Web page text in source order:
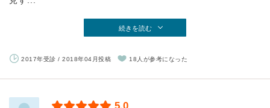
続きを読む
2017年受診 / 2018年04月投稿 18人が参考になった